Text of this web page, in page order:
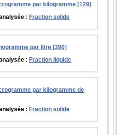
par kilogramme [129]
:Fraction solide
par litre [390]
:Fraction liquide
par kilogramme de
:Fraction solide